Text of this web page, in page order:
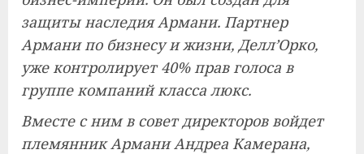
защиты наследия Армани. Партнер
Армани по бизнесу и жизни, Делл’Орко,
уже контролирует 40% прав голоса в
группе компаний класса люкс.
Вместе с ним в совет директоров войдет
племянник Армани Андреа Камерана,